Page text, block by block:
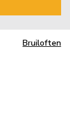
Bruiloften